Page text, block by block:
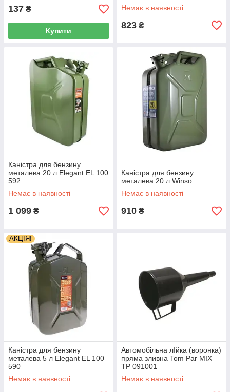
137 ₴
Купити
Немає в наявності
823 ₴
Каністра для бензину
металева 20 л Elegant EL 100
592
Немає в наявності
1 099 ₴
Каністра для бензину
металева 20 л Winso
Немає в наявності
910 ₴
АКЦІЯ!
Каністра для бензину
металева 5 л Elegant EL 100
590
Немає в наявності
Автомобільна лІйка (воронка)
пряма зливна Tom Par MIX
TP 091001
Немає в наявності